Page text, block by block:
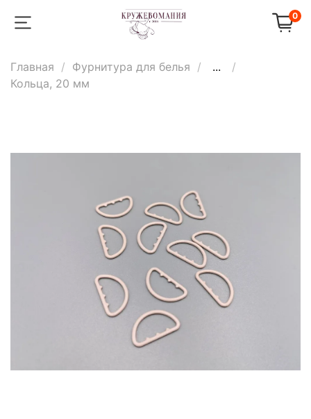
0
Главная Фурнитура для белья
...
Кольца, 20 мм